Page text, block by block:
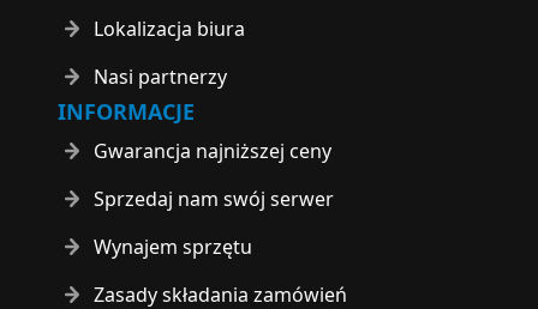
Lokalizacja biura
Nasi partnerzy
INFORMACJE
Gwarancja najniższej ceny
Sprzedaj nam swój serwer
Wynajem sprzętu
Zasady składania zamówień